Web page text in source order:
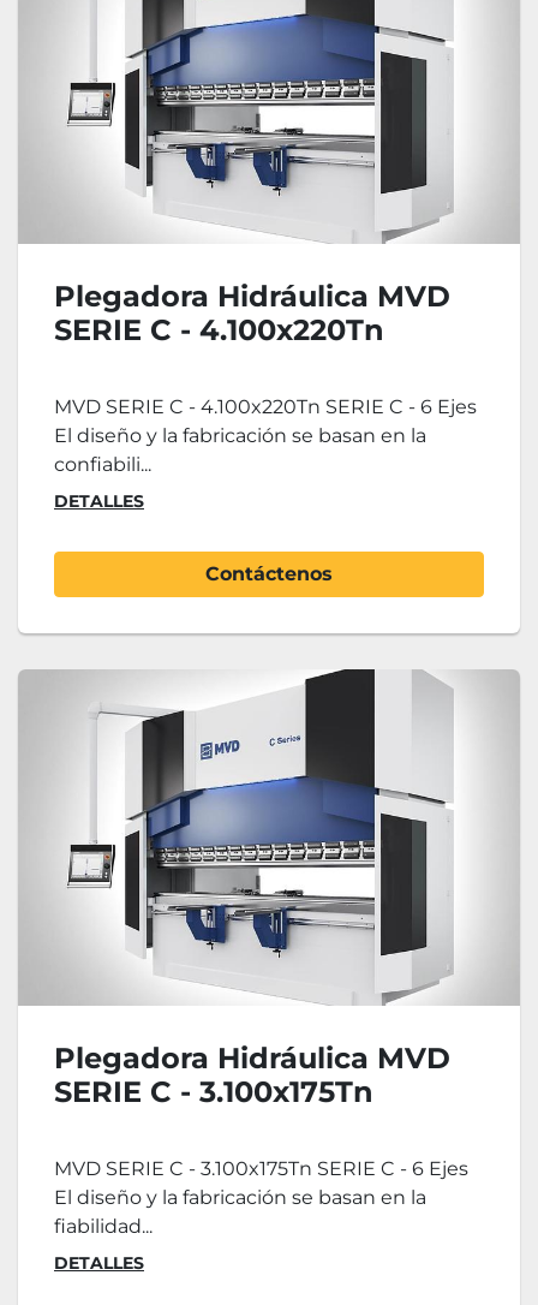
Plegadora Hidráulica MVD
SERIE C - 4.100x220Tn
MVD SERIE C - 4.100x220Tn SERIE C - 6 Ejes
El diseño y la fabricación se basan en la
confiabili...
DETALLES
Contáctenos
Plegadora Hidráulica MVD
SERIE C - 3.100x175Tn
MVD SERIE C - 3.100x175Tn SERIE C - 6 Ejes
El diseño y la fabricación se basan en la
fiabilidad...
DETALLES